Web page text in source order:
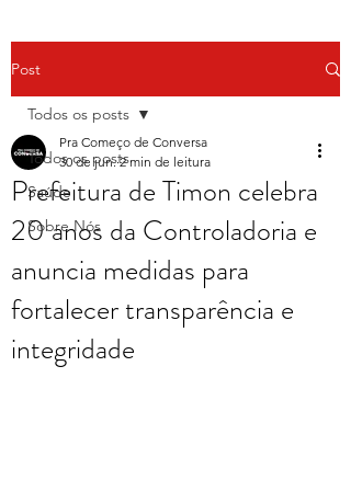
Post
Todos os posts
Saúde
Sobre Nós
Todos os posts
Prefeitura de Timon celebra
20 anos da Controladoria e
anuncia medidas para
fortalecer transparência e
integridade
Pra Começo de Conversa
30 de jun. 2 min de leitura